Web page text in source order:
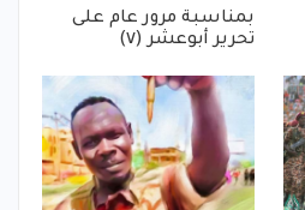
بمناسبة مرور عام على
تحرير أبوعشر (٧)